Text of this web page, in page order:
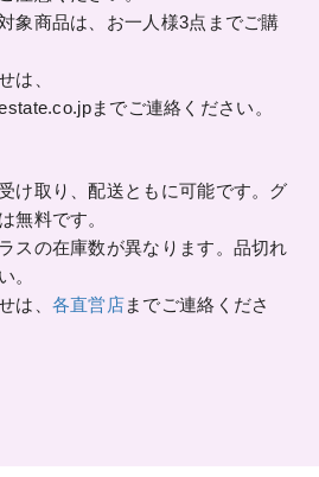
象商品は、お一人様3点までご購
は、
までご連絡ください。
け取り、配送ともに可能です。グ
無料です。
スの在庫数が異なります。品切れ
。
は、 各直営店までご連絡くださ